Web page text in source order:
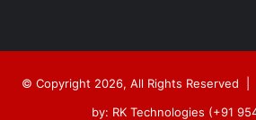
© Copyright 2026, All Rights Reserved |
by: RK Technologies (+91